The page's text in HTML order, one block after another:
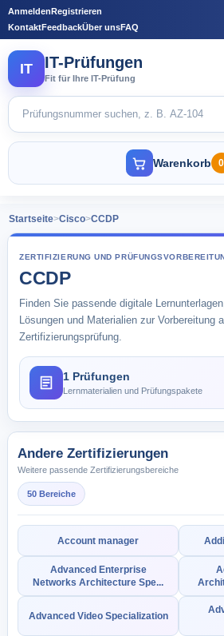
AnmeldenRegistrieren
KontaktFeedbackÜber unsFAQ
IT IT-Prüfungen
Fit für Ihre IT-Prüfung
Warenkorb 0
Startseite>Cisco>CCDP
ZERTIFIZIERUNG UND
CCDP
Finden Sie passende digitale
Lösungen und Materialien zur Vorbereitung
Zertifizierungsprüfung.
1 Prüfungen
Lernmaterialien und Prüfungspakete
Andere Zertifizierungen
Weitere passende Zertifizierungsbereiche
50 Bereiche
Account manager
Advanced Enterprise
Networks Architecture Spe...
Advanced Video Specialization